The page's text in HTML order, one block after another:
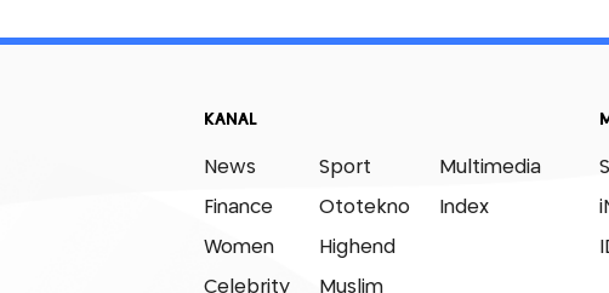
KANAL
News
Finance
Women
Celebrity
Sport
Ototekno
Highend
Muslim
Multimedia
Index